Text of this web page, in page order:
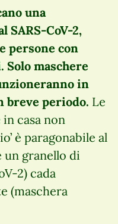
una
SARS-CoV-2,
persone con
maschere
in
breve periodo. Le
casa non
è paragonabile al
granello di
2) cada
(maschera